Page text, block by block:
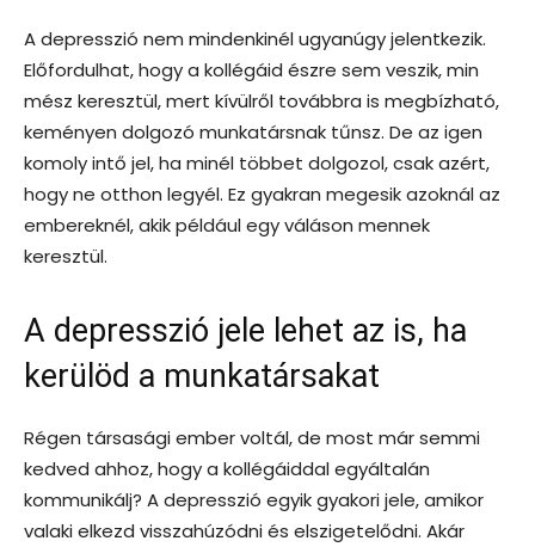
A depresszió nem mindenkinél ugyanúgy jelentkezik.
Előfordulhat, hogy a kollégáid észre sem veszik, min
mész keresztül, mert kívülről továbbra is megbízható,
keményen dolgozó munkatársnak tűnsz. De az igen
komoly intő jel, ha minél többet dolgozol, csak azért,
hogy ne otthon legyél. Ez gyakran megesik azoknál az
embereknél, akik például egy váláson mennek
keresztül.
A depresszió jele lehet az is, ha
kerülöd a munkatársakat
Régen társasági ember voltál, de most már semmi
kedved ahhoz, hogy a kollégáiddal egyáltalán
kommunikálj? A depresszió egyik gyakori jele, amikor
valaki elkezd visszahúzódni és elszigetelődni. Akár